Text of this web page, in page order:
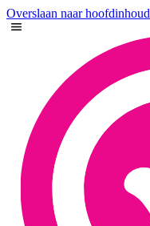
Overslaan naar hoofdinhoud